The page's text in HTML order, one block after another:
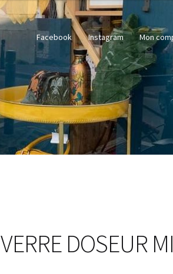
Facebook Instagram Mon
VERRE DOSEUR